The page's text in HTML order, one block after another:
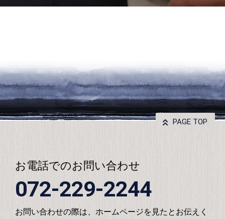
PAGE TOP
お電話でのお問い合わせ
072-229-2244
お問い合わせの際は、ホームページを見たとお伝えく